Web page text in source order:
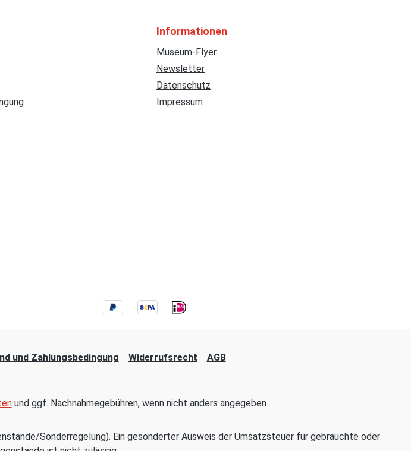
Informationen
Museum-Flyer
Newsletter
Datenschutz
Impressum
und Zahlungsbedingung Widerrufsrecht AGB
und ggf. Nachnahmegebühren, wenn nicht anders angegeben.
Sonderregelung). Ein gesonderter Ausweis der Umsatzsteuer für gebrauchte oder